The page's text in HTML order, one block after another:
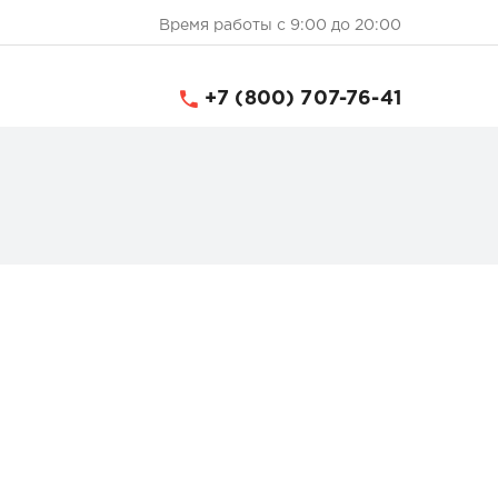
Время работы с 9:00 до 20:00
+7 (800) 707-76-41